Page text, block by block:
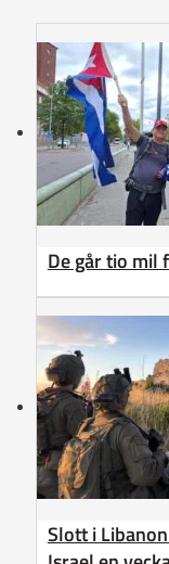
De går tio mil
Slott i